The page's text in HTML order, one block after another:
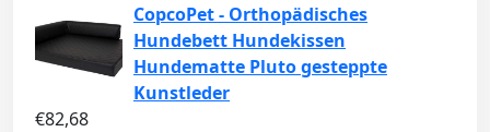
CopcoPet - Orthopädisches
Hundebett Hundekissen
Hundematte Pluto gesteppte
Kunstleder
€82,68